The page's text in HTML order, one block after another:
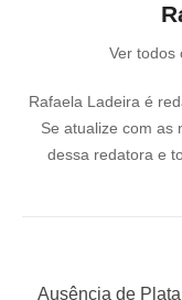
Ver todos
Rafaela Ladeira é
Se atualize com as
dessa redatora e
P
Ausência de